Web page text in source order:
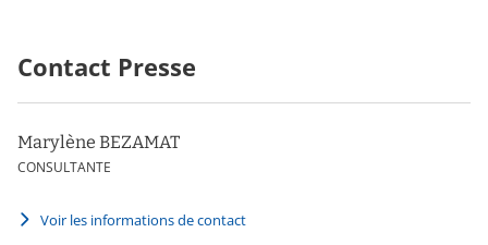
Contact Presse
Marylène BEZAMAT
CONSULTANTE
Voir les informations de contact